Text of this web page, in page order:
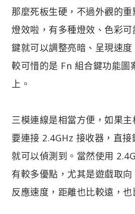
那麼死板生硬，不過外觀的重
燈效啦，有多種燈效、色彩
鍵就可以調整亮暗、呈現速
較可惜的是 Fn 組合鍵功能圖
上。
三模連線是相當方便，如果
要連接 2.4GHz 接收器，直
就可以偵測到。當然使用
有較多優點，尤其是遊戲取
反應速度，距離也比較遠，也